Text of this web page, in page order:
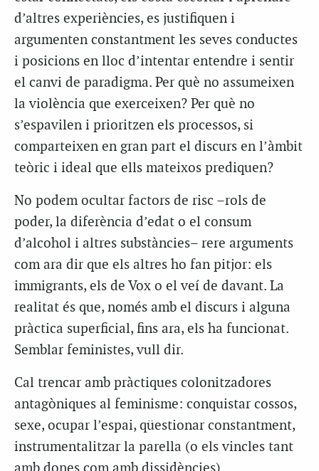
d’altres experiències, es justifiquen i
argumenten constantment les seves conductes
i posicions en lloc d’intentar entendre i sentir
el canvi de paradigma. Per què no assumeixen
la violència que exerceixen? Per què no
s’espavilen i prioritzen els processos, si
comparteixen en gran part el discurs en l’àmbit
teòric i ideal que ells mateixos prediquen?
No podem ocultar factors de risc –rols de
poder, la diferència d’edat o el consum
d’alcohol i altres substàncies– rere arguments
com ara dir que els altres ho fan pitjor: els
immigrants, els de Vox o el veí de davant. La
realitat és que, només amb el discurs i alguna
pràctica superficial, fins ara, els ha funcionat.
Semblar feministes, vull dir.
Cal trencar amb pràctiques colonitzadores
antagòniques al feminisme: conquistar cossos,
sexe, ocupar l’espai, qüestionar constantment,
instrumentalitzar la parella (o els vincles tant